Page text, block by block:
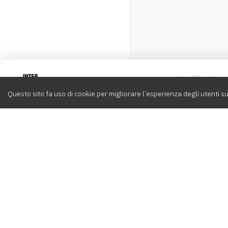
Questo sito fa uso di cookie per migliorare l’esperienza degli utenti